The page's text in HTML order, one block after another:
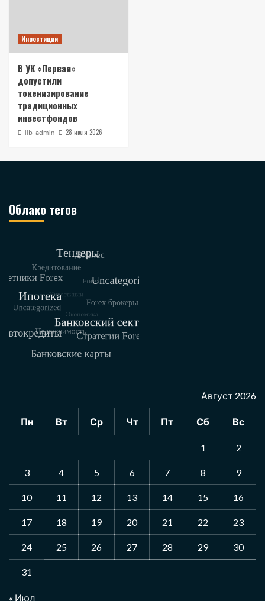
Инвестиции
В УК «Первая»
допустили
токенизирование
традиционных
инвестфондов
lib_admin 28 июля 2026
Облако тегов
Август 2026
Пн Вт Ср Чт Пт Сб Вс
1 2
3 4 5 6 7 8 9
10 11 12 13 14 15 16
17 18 19 20 21 22 23
24 25 26 27 28 29 30
31
« Июл